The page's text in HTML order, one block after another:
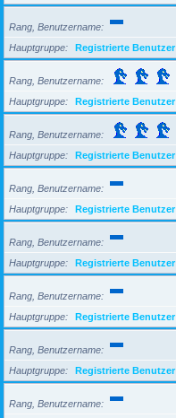
Rang, Benutzername
Hauptgruppe
Registrierte Benutzer
Rang, Benutzername
Hauptgruppe
Registrierte Benutzer
Rang, Benutzername
Hauptgruppe
Registrierte Benutzer
Rang, Benutzername
Hauptgruppe
Registrierte Benutzer
Rang, Benutzername
Hauptgruppe
Registrierte Benutzer
Rang, Benutzername
Hauptgruppe
Registrierte Benutzer
Rang, Benutzername
Hauptgruppe
Registrierte Benutzer
Rang, Benutzername